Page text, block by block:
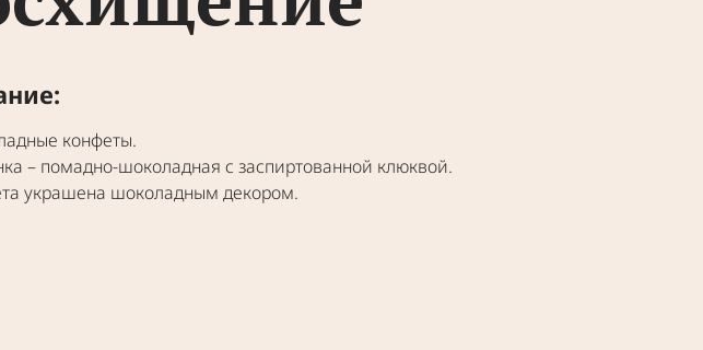
кон­фе­ты.
– помад­но-шоко­лад­ная с заспир­то­ван­ной клюк­вой.
укра­ше­на шоко­лад­ным деко­ром.